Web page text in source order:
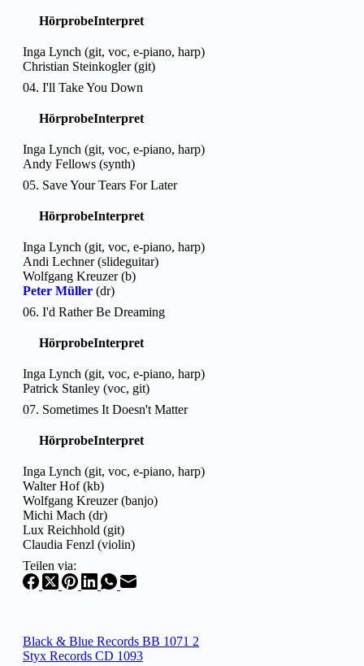
HörprobeInterpret
Inga Lynch (git, voc, e-piano, harp)
Christian Steinkogler (git)
04. I'll Take You Down
HörprobeInterpret
Inga Lynch (git, voc, e-piano, harp)
Andy Fellows (synth)
05. Save Your Tears For Later
HörprobeInterpret
Inga Lynch (git, voc, e-piano, harp)
Andi Lechner (slideguitar)
Wolfgang Kreuzer (b)
Peter Müller (dr)
06. I'd Rather Be Dreaming
HörprobeInterpret
Inga Lynch (git, voc, e-piano, harp)
Patrick Stanley (voc, git)
07. Sometimes It Doesn't Matter
HörprobeInterpret
Inga Lynch (git, voc, e-piano, harp)
Walter Hof (kb)
Wolfgang Kreuzer (banjo)
Michi Mach (dr)
Lux Reichhold (git)
Claudia Fenzl (violin)
Teilen via:
Black & Blue Records BB 1071 2
Styx Records CD 1093